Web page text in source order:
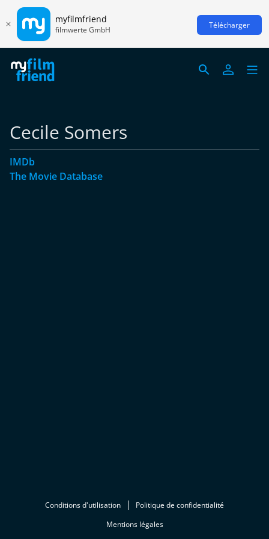
myfilmfriend
filmwerte GmbH Télécharger
Cecile Somers
IMDb
The Movie Database
Conditions d'utilisation
Politique de confidentialité
Mentions légales